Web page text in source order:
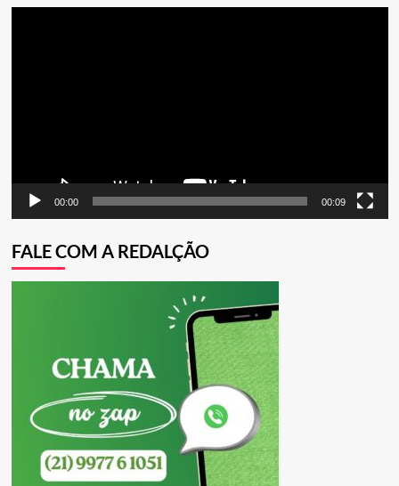
00:00 00:09
FALE COM A REDALÇÃO